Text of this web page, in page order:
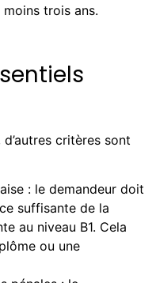
trois ans.
critères sont
: le demandeur doit
suffisante de la
au niveau B1. Cela
ou une